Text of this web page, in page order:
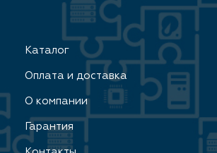
Каталог
Оплата и доставка
О компании
Гарантия